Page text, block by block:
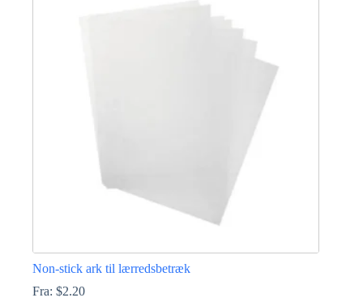
Non-stick ark til lærredsbetræk
Fra: $2.20